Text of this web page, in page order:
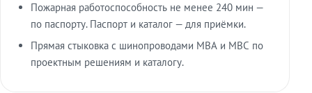
Пожарная работоспособность не менее 240 мин —
по паспорту. Паспорт и каталог — для приёмки.
Прямая стыковка с шинопроводами МВА и МВС по
проектным решениям и каталогу.